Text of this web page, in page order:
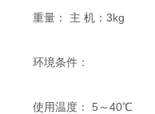
重量： 主 机：3kg
环境条件：
使用温度： 5～